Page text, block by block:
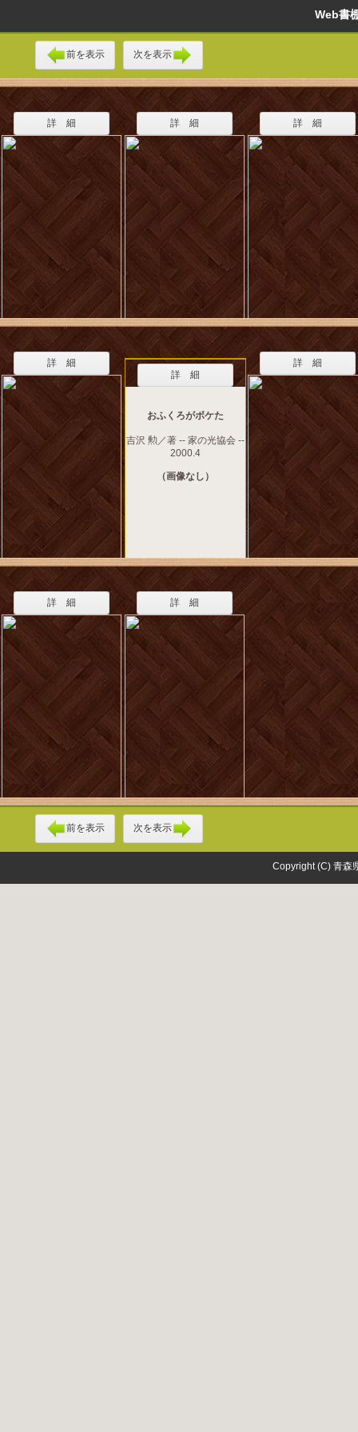
Web
前を表示 次を表示
詳 細 詳 細 詳 細
詳 細
詳 細
おふくろがボケた
吉沢 勲／著 -- 家の光協会 --
2000.4
（画像なし）
詳 細
詳 細 詳 細
前を表示 次を表示
Copyright (C) 青森